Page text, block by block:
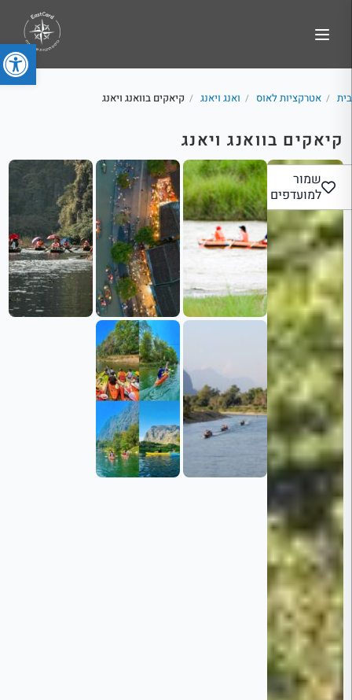
פתח
בית / אטרקציות לאוס / ואנג ויאנג / קיאקים בוואנג ויאנג
קיאקים בוואנג ויאנג
שמור
למועדפים